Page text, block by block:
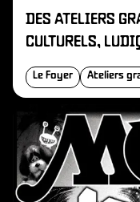
DES ATELIERS
CULTURELS,
Le Foyer Ateliers